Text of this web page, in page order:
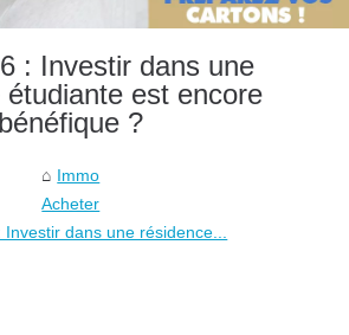
: Investir dans une
étudiante est encore
bénéfique ?
Immo
Acheter
dans une résidence...